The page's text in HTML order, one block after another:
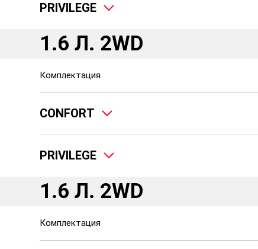
PRIVILEGE
1.6 Л. 2WD
Комплектация
CONFORT
PRIVILEGE
1.6 Л. 2WD
Комплектация